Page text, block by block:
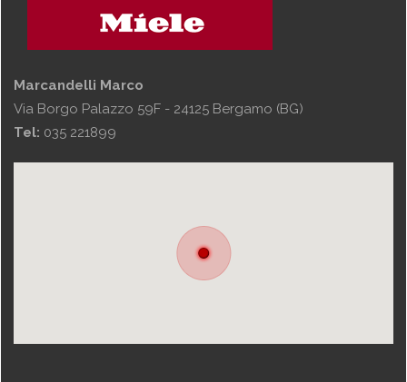
Marcandelli Marco
Via Borgo Palazzo 59F - 24125 Bergamo (BG)
Tel: 035 221899